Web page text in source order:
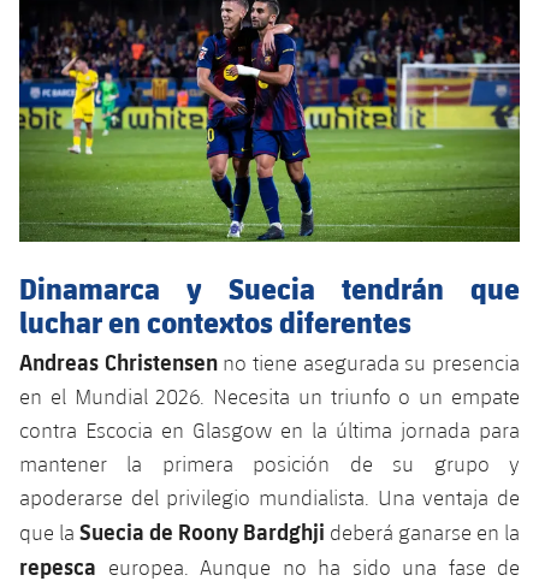
Dinamarca y Suecia tendrán que
luchar en contextos diferentes
Andreas Christensenno tiene asegurada su presencia
en el Mundial 2026. Necesita un triunfo o un empate
contra Escocia en Glasgow en la última jornada para
mantener la primera posición de su grupo y
apoderarse del privilegio mundialista. Una ventaja de
que la Suecia de Roony Bardghji deberá ganarse en la
repesca europea. Aunque no ha sido una fase de